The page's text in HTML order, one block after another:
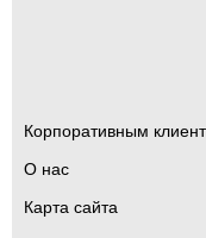
Корпоративным
О нас
Карта сайта